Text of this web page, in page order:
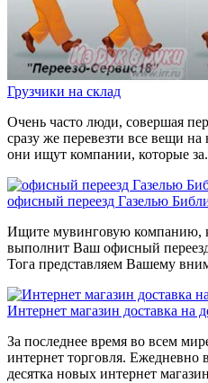
Грузчики на склад
Очень часто люди, совершая
сразу же перевезти все вещи
они ищут компании, которые
офисный переезд Газелью
Ищите мувинговую компанию,
выполнит Ваш офисный
Тога представляем Вашему
Интернет магазин доставка на
За последнее время во всем
интернет торговля. Ежедневно
десятка новых интернет